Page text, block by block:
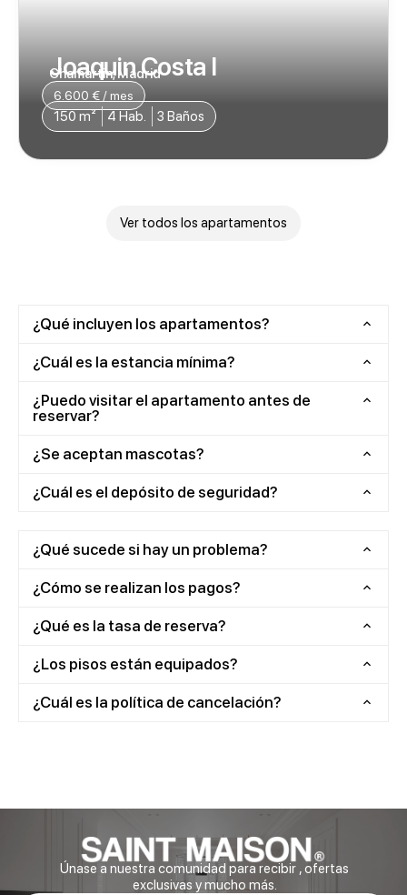
Joaquin Costa I
Chamartin, Madrid
6.600 € / mes
150 m² 4 Hab. 3 Baños
Ver todos los apartamentos
¿Qué incluyen los apartamentos?
¿Cuál es la estancia mínima?
¿Puedo visitar el apartamento antes de
reservar?
¿Se aceptan mascotas?
¿Cuál es el depósito de seguridad?
¿Qué sucede si hay un problema?
¿Cómo se realizan los pagos?
¿Qué es la tasa de reserva?
¿Los pisos están equipados?
¿Cuál es la política de cancelación?
Únase a nuestra comunidad para recibir , ofertas
exclusivas y mucho más.